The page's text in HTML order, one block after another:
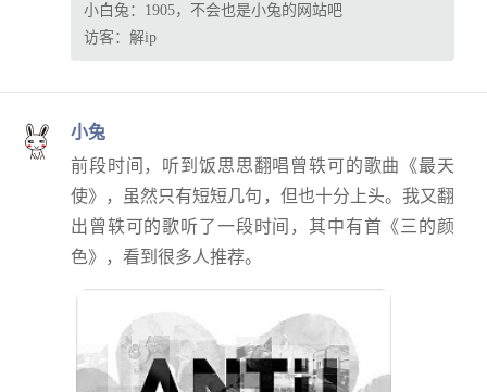
小白兔： 1905，不会也是小兔的网站吧
访客： 解ip
小兔
前段时间，听到饭思思翻唱曾轶可的歌曲《最天
使》，虽然只有短短几句，但也十分上头。我又翻
出曾轶可的歌听了一段时间，其中有首《三的颜
色》，看到很多人推荐。